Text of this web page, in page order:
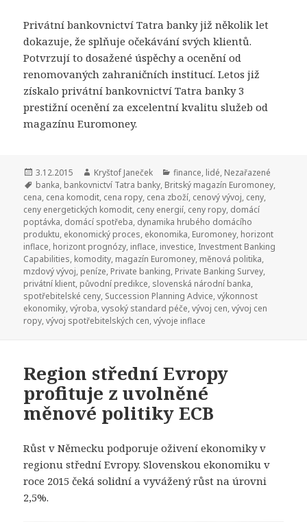
Privátní bankovnictví Tatra banky již několik let
dokazuje, že splňuje očekávání svých klientů.
Potvrzují to dosažené úspěchy a ocenění od
renomovaných zahraničních institucí. Letos již
získalo privátní bankovnictví Tatra banky 3
prestižní ocenění za excelentní kvalitu služeb od
magazínu Euromoney.
Publikováno:
3.12.2015 Autor:
Kryštof Janeček Rubriky:
finance, lidé, Nezařazené
Štítky:
banka, bankovnictví Tatra banky, Britský magazín Euromoney,
cena, cena komodit, cena ropy, cena zboží, cenový vývoj, ceny,
ceny energetických komodit, ceny energií, ceny ropy, domácí
poptávka, domácí spotřeba, dynamika hrubého domácího
produktu, ekonomický proces, ekonomika, Euromoney, horizont
inflace, horizont prognózy, inflace, investice, Investment Banking
Capabilities, komodity, magazín Euromoney, měnová politika,
mzdový vývoj, peníze, Private banking, Private Banking Survey,
privátní klient, původní predikce, slovenská národní banka,
spotřebitelské ceny, Succession Planning Advice,výkonnost
ekonomiky,výroba,vysoký standard péče,vývoj cen,vývoj cen
ropy,vývoj spotřebitelských cen,vývoje inflace
Region střední Evropy
profituje z uvolněné
měnové politiky ECB
Růst v Německu podporuje oživení ekonomiky v
regionu střední Evropy. Slovenskou ekonomiku v
roce 2015 čeká solidní a vyvážený růst na úrovni
2,5%.